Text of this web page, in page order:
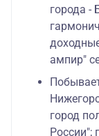
города -
ампир"
город
России";